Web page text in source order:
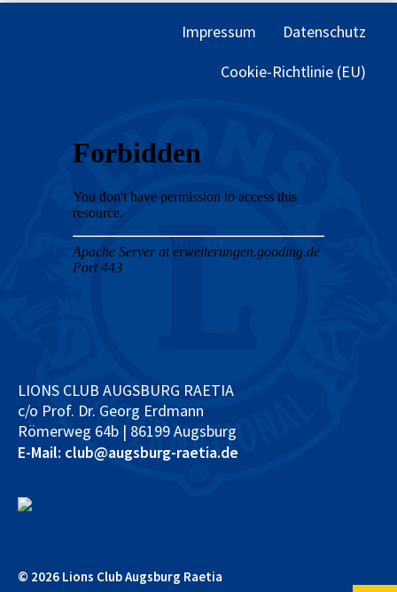
Impressum
Datenschutz
Cookie-Richtlinie (EU)
LIONS CLUB AUGSBURG RAETIA
c/o Prof. Dr. Georg Erdmann
Römerweg 64b | 86199 Augsburg
E-Mail: club@augsburg-raetia.de
© 2026 Lions Club Augsburg Raetia